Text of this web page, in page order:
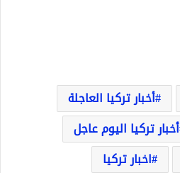
أخبار تركيا العاجلة
أخبار تركيا اليوم عاجل
اخبار تركيا